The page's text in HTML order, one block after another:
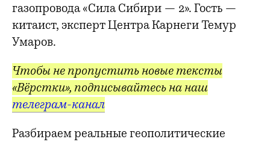
газопровода «Сила Сибири — 2». Гость —
китаист, эксперт Центра Карнеги Темур
Умаров.
Чтобы не пропустить новые тексты
«Вёрстки», подписывайтесь на наш
телеграм-канал
Разбираем реальные геополитические